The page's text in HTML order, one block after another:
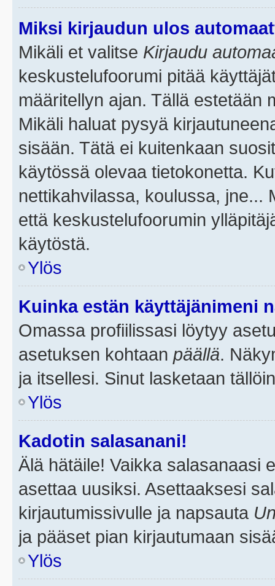
Miksi kirjaudun ulos
Mikäli et valitse Kirjaudu
keskustelufoorumi pitää
määritellyn ajan. Tällä estetään
Mikäli haluat pysyä
sisään. Tätä ei kuitenkaan
käytössä olevaa tietokonetta.
nettikahvilassa, koulussa, jne...
että keskustelufoorumin
käytöstä.
Ylös
Kuinka estän käyttäjänimeni
Omassa profiilissasi löytyy
asetuksen kohtaan päällä.
ja itsellesi. Sinut lasketaan
Ylös
Kadotin salasanani!
Älä hätäile! Vaikka salasanaasi
asettaa uusiksi. Asettaaksesi
kirjautumissivulle ja napsauta
ja pääset pian kirjautumaan
Ylös